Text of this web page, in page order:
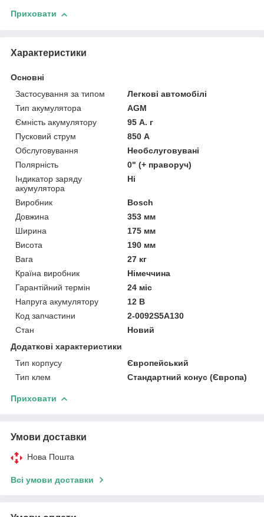
Приховати
Характеристики
Основні
Застосування за типом
Легкові автомобілі
Тип акумулятора
AGM
Ємність акумулятору
95 А. г
Пусковий струм
850 А
Обслуговування
Необслуговувані
Полярність
0" (+ праворуч)
Індикатор заряду
акумулятора
Ні
Виробник
Bosch
Довжина
353 мм
Ширина
175 мм
Висота
190 мм
Вага
27 кг
Країна виробник
Німеччина
Гарантійний термін
24 міс
Напруга акумулятору
12 В
Код запчастини
2-0092S5A130
Стан
Новий
Додаткові характеристики
Тип корпусу
Європейський
Тип клем
Стандартний конус (Європа)
Приховати
Умови доставки
Нова Пошта
Всі умови доставки